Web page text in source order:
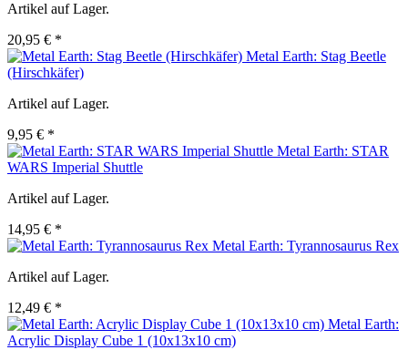
Artikel auf Lager.
20,95 € *
Metal Earth: Stag Beetle
(Hirschkäfer)
Artikel auf Lager.
9,95 € *
Metal Earth: STAR
WARS Imperial Shuttle
Artikel auf Lager.
14,95 € *
Metal Earth: Tyrannosaurus Rex
Artikel auf Lager.
12,49 € *
Metal Earth:
Acrylic Display Cube 1 (10x13x10 cm)